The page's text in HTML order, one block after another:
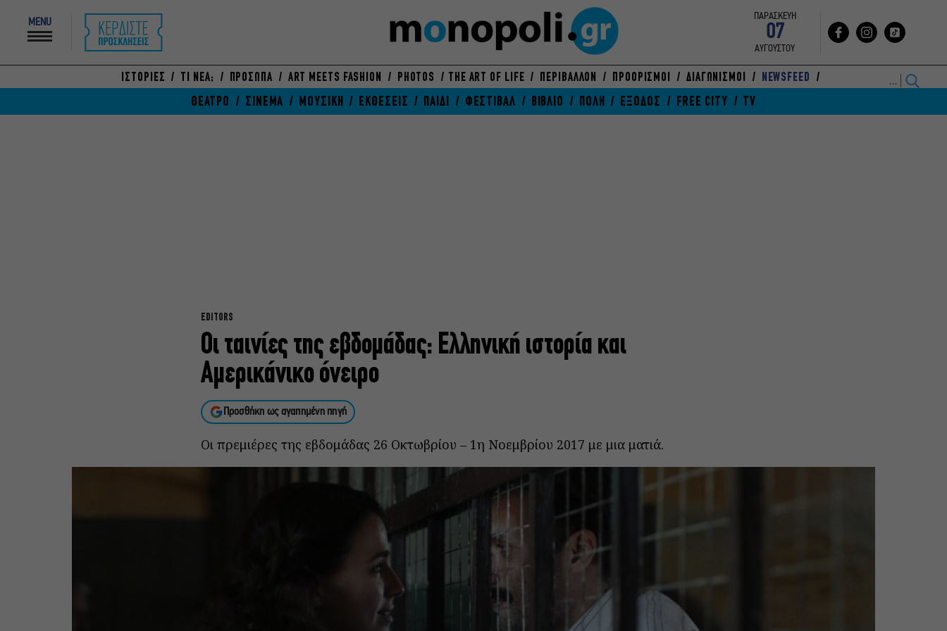
MENU
ΠΑΡΑΣΚΕΥΗ
07
ΑΥΓΟΥΣΤΟΥ
ΙΣΤΟΡΙΕΣ ΤΙ ΝΕΑ; ΠΡΟΣΩΠΑ ART MEETS FASHION PHOTOS THE ART OF LIFE ΠΕΡΙΒΑΛΛΟΝ ΠΡΟΟΡΙΣΜΟΙ ΔΙΑΓΩΝΙΣΜΟΙ NEWSFEED
ΘΕΑΤΡΟ ΣΙΝΕΜΑ ΜΟΥΣΙΚΗ ΕΚΘΕΣΕΙΣ ΠΑΙΔΙ ΦΕΣΤΙΒΑΛ ΒΙΒΛΙΟ ΠΟΛΗ ΕΞΟΔΟΣ FREE CITY TV
EDITORS
Οι ταινίες της εβδομάδας: Ελληνική ιστορία και
Αμερικάνικο όνειρο
Προσθήκη ως αγαπημένη πηγή
Οι πρεμιέρες της εβδομάδας 26 Οκτωβρίου – 1η Νοεμβρίου 2017 με μια ματιά.